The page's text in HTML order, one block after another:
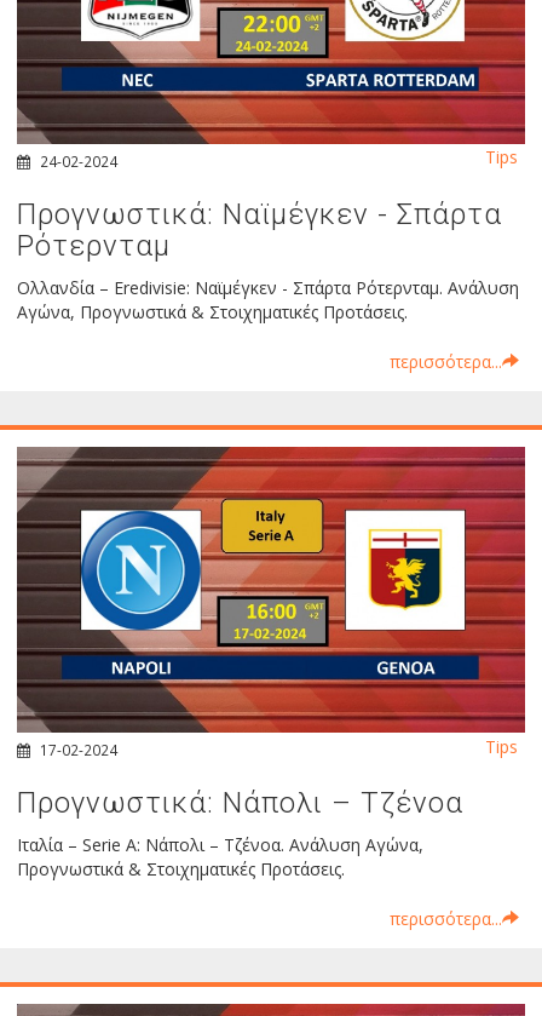
24-02-2024
Προγνωστικά: Ναϊμέγκεν - Σπάρτα
Ρότερνταμ
Ολλανδία – Eredivisie: Ναϊμέγκεν - Σπάρτα Ρότερνταμ. Ανάλυση
Αγώνα, Προγνωστικά & Στοιχηματικές Προτάσεις.
περισσότερα...
Tips
17-02-2024
Προγνωστικά: Νάπολι – Τζένοα
Ιταλία – Serie A: Νάπολι – Τζένοα. Ανάλυση Αγώνα,
Προγνωστικά & Στοιχηματικές Προτάσεις.
περισσότερα...
Tips